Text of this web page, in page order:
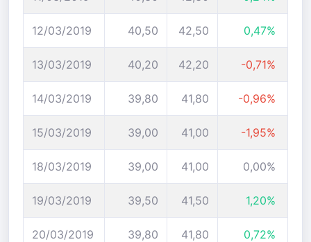
12/03/2019 40,50 42,50 0,47%
13/03/2019 40,20 42,20 -0,71%
14/03/2019 39,80 41,80 -0,96%
15/03/2019 39,00 41,00 -1,95%
18/03/2019 39,00 41,00 0,00%
19/03/2019 39,50 41,50 1,20%
20/03/2019 39,80 41,80 0,72%